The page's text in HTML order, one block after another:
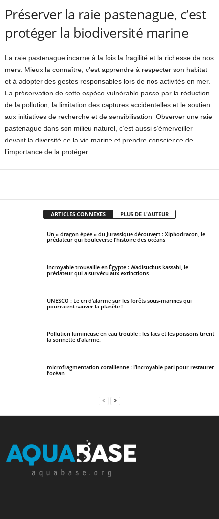
Préserver la raie pastenague, c’est
protéger la biodiversité marine
La raie pastenague incarne à la fois la fragilité et la richesse de nos
mers. Mieux la connaître, c’est apprendre à respecter son habitat
et à adopter des gestes responsables lors de nos activités en mer.
La préservation de cette espèce vulnérable passe par la réduction
de la pollution, la limitation des captures accidentelles et le soutien
aux initiatives de recherche et de sensibilisation. Observer une raie
pastenague dans son milieu naturel, c’est aussi s’émerveiller
devant la diversité de la vie marine et prendre conscience de
l’importance de la protéger.
ARTICLES CONNEXES PLUS DE L'AUTEUR
Un « dragon épée » du Jurassique découvert : Xiphodracon, le
prédateur qui bouleverse l’histoire des océans
Incroyable trouvaille en Égypte : Wadisuchus kassabi, le
prédateur qui a survécu aux extinctions
UNESCO : Le cri d’alarme sur les forêts sous-marines qui
pourraient sauver la planète !
Pollution lumineuse en eau trouble : les lacs et les poissons tirent
la sonnette d’alarme.
microfragmentation corallienne : l’incroyable pari pour restaurer
l’océan